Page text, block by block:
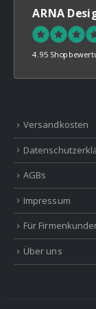
ARNA
4.95
Versandkosten
AGBs
Impressum
Für
Über uns